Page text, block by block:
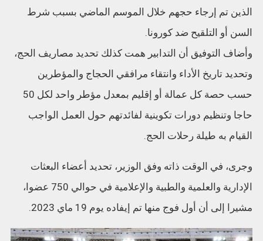
الذين تم إرجاء حجهم خلال الموسم الماضي بسبب شرط
السن أو التلقيح ضد كورونا.
وأضاف التوفيق أن التدابير همت كذلك تحديد مصاريف الحج،
وتحديد تاريخ الأداء وانتقاء مرافقي الحجاج والمؤطرين
حسب حصة كل عمالة أو إقليم بمعدل مؤطر واحد لكل 50
حاجا وتنظيم دورات تكوينية لفائدتهم حول العمل الواجب
القيام به طيلة رحلات الحج.
وجرى، في الوقت ذاته وفق الوزير، تحديد أعضاء البعثات
الإدارية والعلمية والطبية والإعلامية في حوالي 750 عضوا،
مشيرا إلى أن أول فوج منها تم إيفاده يوم 19 ماي 2023.